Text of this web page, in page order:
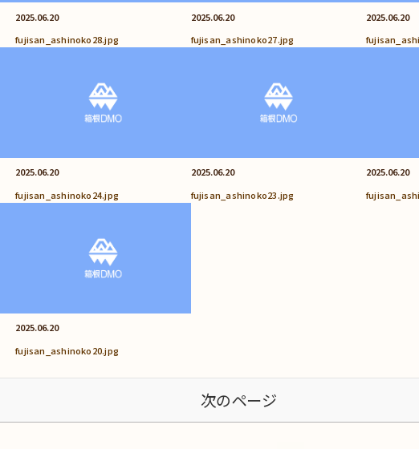
2025.06.20
fujisan_ashinoko28.jpg
2025.06.20
fujisan_ashinoko27.jpg
2025.06.20
2025.06.20
fujisan_ashinoko24.jpg
2025.06.20
fujisan_ashinoko23.jpg
2025.06.20
2025.06.20
fujisan_ashinoko20.jpg
次のページ